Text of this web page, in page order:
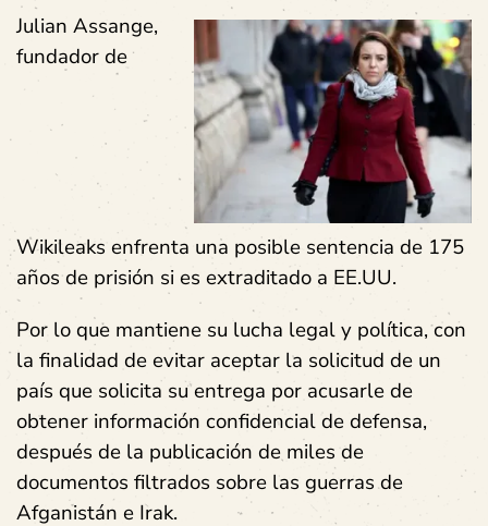
Julian Assange,
fundador de
Wikileaks enfrenta una posible sentencia de 175
años de prisión si es extraditado a EE.UU.
Por lo que mantiene su lucha legal y política, con
la finalidad de evitar aceptar la solicitud de un
país que solicita su entrega por acusarle de
obtener información confidencial de defensa,
después de la publicación de miles de
documentos filtrados sobre las guerras de
Afganistán e Irak.